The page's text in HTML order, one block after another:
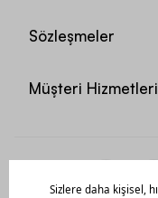
Sözleşmeler
Müşteri Hizmetleri